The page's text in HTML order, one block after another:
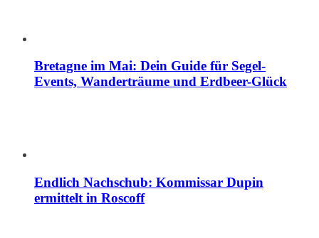
Bretagne im Mai: Dein Guide für Segel-
Events, Wanderträume und Erdbeer-Glück
Endlich Nachschub: Kommissar Dupin
ermittelt in Roscoff